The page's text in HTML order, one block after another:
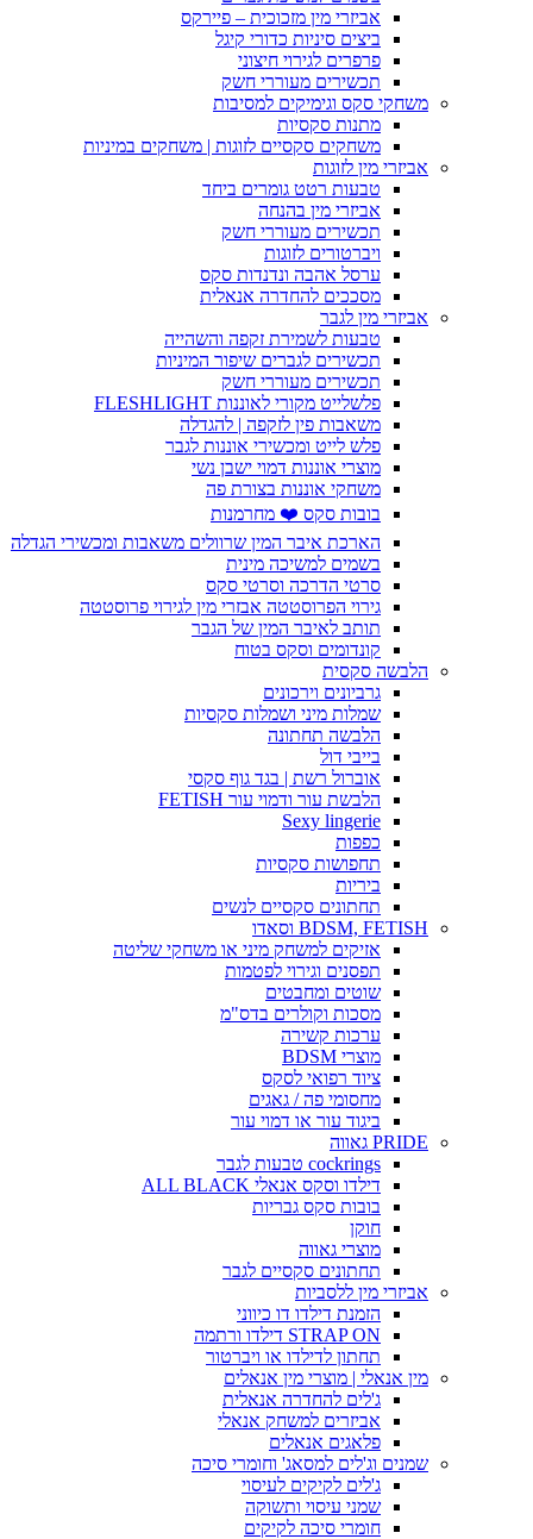
אביזרי מין מזכוכית – פיירקס
ביצים סיניות כדורי קיגל
פרפרים לגירוי חיצוני
תכשירים מעוררי חשק
משחקי סקס וגימיקים למסיבות
מתנות סקסיות
משחקים סקסיים לזוגות | משחקים במיניות
אביזרי מין לזוגות
טבעות רטט גומרים ביחד
אביזרי מין בהנחה
תכשירים מעוררי חשק
ויברטורים לזוגות
ערסל אהבה ונדנדות סקס
מסככים להחדרה אנאלית
אביזרי מין לגבר
טבעות לשמירת זקפה והשהייה
תכשירים לגברים שיפור המיניות
תכשירים מעוררי חשק
פלשלייט מקורי לאוננות FLESHLIGHT
משאבות פין לזקפה | להגדלה
פלש לייט ומכשירי אוננות לגבר
מוצרי אוננות דמוי ישבן נשי
משחקי אוננות בצורת פה
בובות סקס ❤️ מחרמנות
הארכת איבר המין שרוולים משאבות ומכשירי הגדלה
בשמים למשיכה מינית
סרטי הדרכה וסרטי סקס
גירוי הפרוסטטה אבזרי מין לגירוי פרוסטטה
תותב לאיבר המין של הגבר
קונדומים וסקס בטוח
הלבשה סקסית
גרביונים וירכונים
שמלות מיני ושמלות סקסיות
הלבשה תחתונה
בייבי דול
אוברול רשת | בגד גוף סקסי
הלבשת עור ודמוי עור FETISH
Sexy lingerie
כפפות
תחפושות סקסיות
ביריות
תחתונים סקסיים לנשים
BDSM, FETISH וסאדו
אזיקים למשחק מיני או משחקי שליטה
תפסנים וגירוי לפטמות
שוטים ומחבטים
מסכות וקולרים בדס"מ
ערכות קשירה
מוצרי BDSM
ציוד רפואי לסקס
מחסומי פה / גאגים
ביגוד עור או דמוי עור
PRIDE גאווה
cockrings טבעות לגבר
דילדו וסקס אנאלי ALL BLACK
בובות סקס גבריות
חוקן
מוצרי גאווה
תחתונים סקסיים לגבר
אביזרי מין ללסביות
הזמנת דילדו דו כיווני
STRAP ON דילדו ורתמה
תחתון לדילדו או ויברטור
מין אנאלי | מוצרי מין אנאלים
ג'לים להחדרה אנאלית
אביזרים למשחק אנאלי
פלאגים אנאלים
שמנים וג'לים למסאג' וחומרי סיכה
ג'לים לקיקים לעיסוי
שמני עיסוי ותשוקה
חומרי סיכה לקיקים